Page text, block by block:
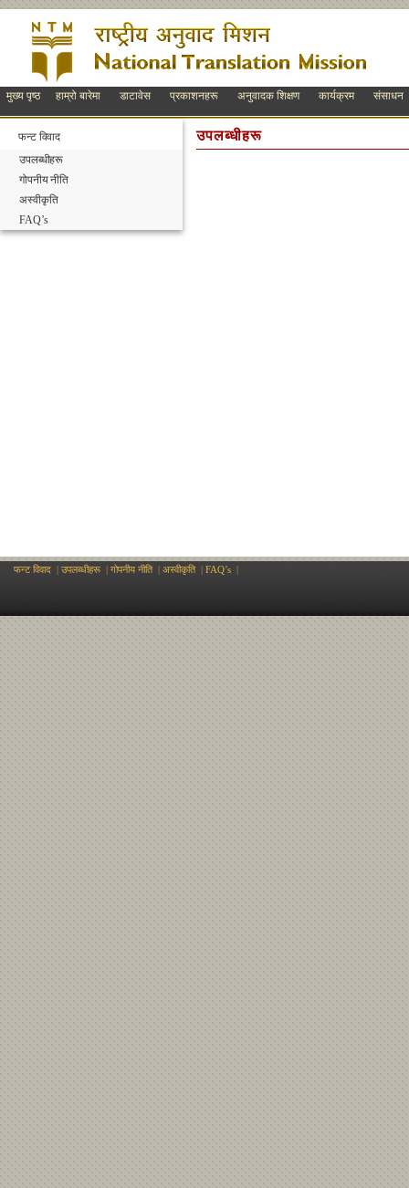
मुख्य पृष्ठ हाम्रो बारेमा डाटावेस प्रकाशनहरू अनुवादक शिक्षण कार्यक्रम संसाधन
फन्ट विवाद
उपलब्धीहरू
गोपनीय नीति
अस्वीकृति
FAQ’s
उपलब्धीहरू
फन्ट विवाद | उपलब्धीहरू | गोपनीय नीति| अस्वीकृति| FAQ’s |